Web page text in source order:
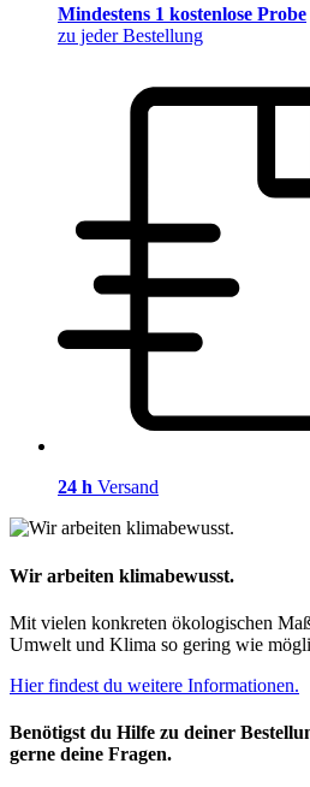
Mindestens 1 kostenlose Probe
zu jeder Bestellung
24 h Versand
Wir arbeiten klimabewusst.
Mit vielen konkreten ökologischen
Umwelt und Klima so gering wie
Hier findest du weitere Informationen.
Benötigst du Hilfe zu deiner
gerne deine Fragen.